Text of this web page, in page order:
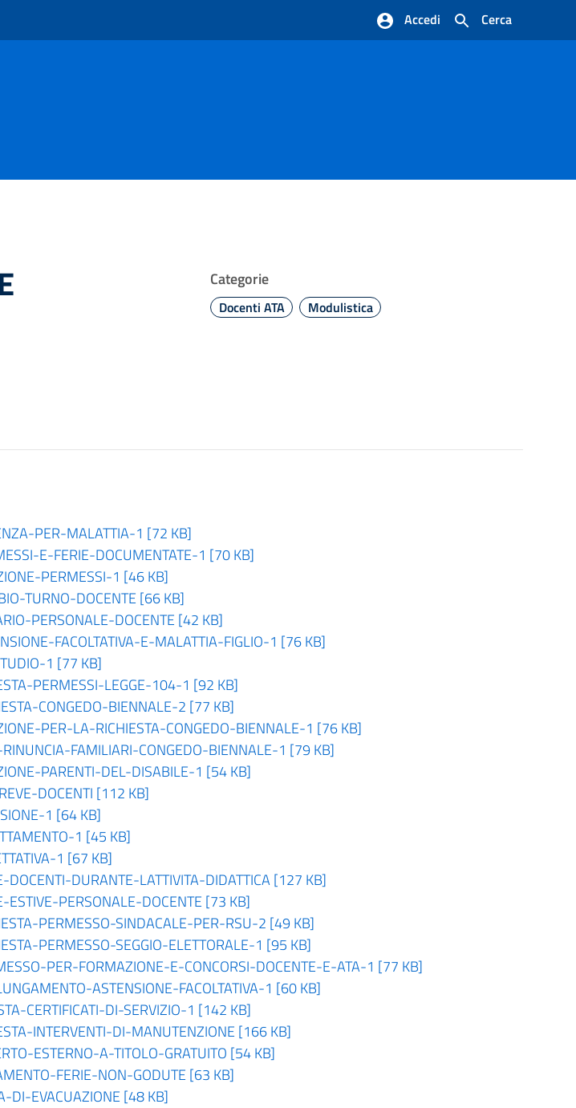
Cerca
Accedi
Categorie
Docenti ATA Modulistica
PER-MALATTIA-1 [72 KB]
E-FERIE-DOCUMENTATE-1 [70 KB]
PERMESSI-1 [46 KB]
TURNO-DOCENTE [66 KB]
PERSONALE-DOCENTE [42 KB]
FACOLTATIVA-E-MALATTIA-FIGLIO-1 [76 KB]
1 [77 KB]
PERMESSI-LEGGE-104-1 [92 KB]
CONGEDO-BIENNALE-2 [77 KB]
PER-LA-RICHIESTA-CONGEDO-BIENNALE-1 [76 KB]
FAMILIARI-CONGEDO-BIENNALE-1 [79 KB]
PARENTI-DEL-DISABILE-1 [54 KB]
DOCENTI [112 KB]
1 [64 KB]
1 [45 KB]
1 [67 KB]
DOCENTI-DURANTE-LATTIVITA-DIDATTICA [127 KB]
ESTIVE-PERSONALE-DOCENTE [73 KB]
PERMESSO-SINDACALE-PER-RSU-2 [49 KB]
PERMESSO-SEGGIO-ELETTORALE-1 [95 KB]
PER-FORMAZIONE-E-CONCORSI-DOCENTE-E-ATA-1 [77 KB]
ASTENSIONE-FACOLTATIVA-1 [60 KB]
CERTIFICATI-DI-SERVIZIO-1 [142 KB]
INTERVENTI-DI-MANUTENZIONE [166 KB]
ESTERNO-A-TITOLO-GRATUITO [54 KB]
FERIE-NON-GODUTE [63 KB]
DI-EVACUAZIONE [48 KB]